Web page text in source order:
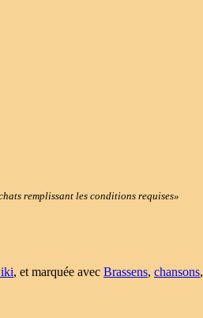
remplissant les conditions requises»
, et marquée avec Brassens, chansons,